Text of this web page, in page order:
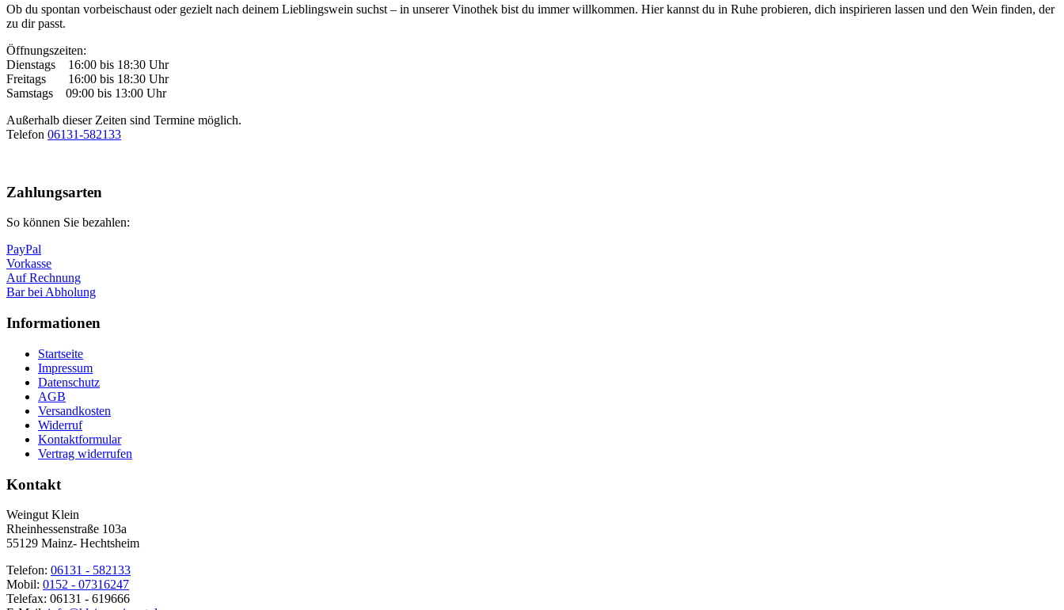
Ob du spontan vorbeischaust oder gezielt nach deinem Lieblingswein suchst – in unserer Vinothek bist du immer willkommen. Hier kannst du in Ruhe probieren, dich inspirieren lassen und den Wein finden, der
zu dir passt.
Öffnungszeiten:
Dienstags 16:00 bis 18:30 Uhr
Freitags 16:00 bis 18:30 Uhr
Samstags 09:00 bis 13:00 Uhr
Außerhalb dieser Zeiten sind Termine möglich.
Telefon 06131-582133
oben
Zahlungsarten
So können Sie bezahlen:
PayPal
Vorkasse
Auf Rechnung
Bar bei Abholung
Informationen
Startseite
Impressum
Datenschutz
AGB
Versandkosten
Widerruf
Kontaktformular
Vertrag widerrufen
Kontakt
Weingut Klein
Rheinhessenstraße 103a
55129 Mainz- Hechtsheim
Telefon: 06131 - 582133
Mobil: 0152 - 07316247
Telefax: 06131 - 619666